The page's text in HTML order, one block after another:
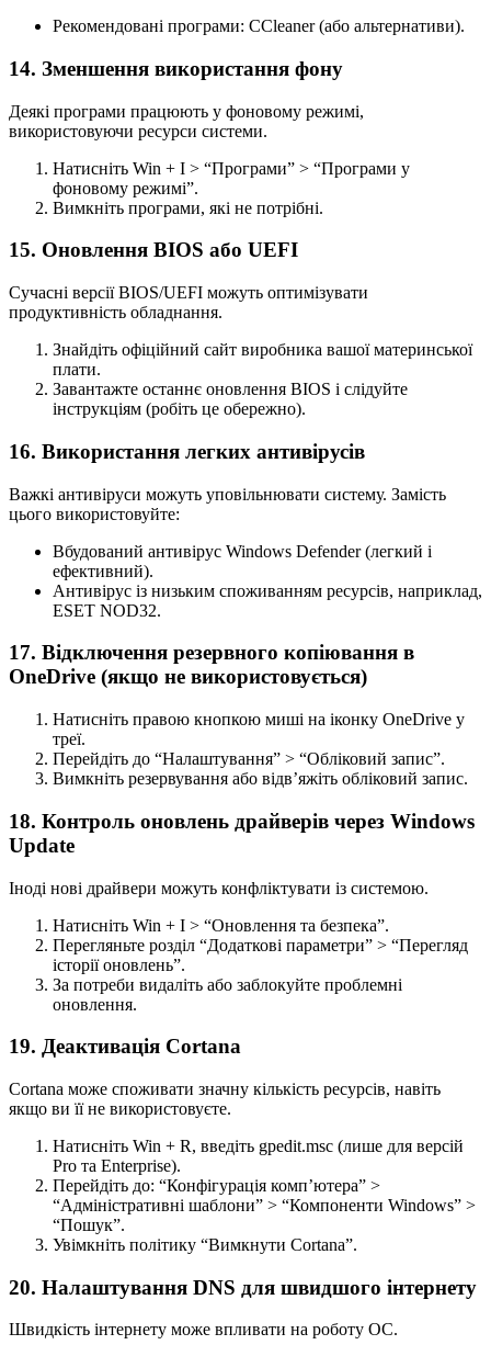
Рекомендовані програми: CCleaner (або альтернативи).
14. Зменшення використання фону
Деякі програми працюють у фоновому режимі,
використовуючи ресурси системи.
Натисніть Win + I > “Програми” > “Програми у
фоновому режимі”.
Вимкніть програми, які не потрібні.
15. Оновлення BIOS або UEFI
Сучасні версії BIOS/UEFI можуть оптимізувати
продуктивність обладнання.
Знайдіть офіційний сайт виробника вашої материнської
плати.
Завантажте останнє оновлення BIOS і слідуйте
інструкціям (робіть це обережно).
16. Використання легких антивірусів
Важкі антивіруси можуть уповільнювати систему. Замість
цього використовуйте:
Вбудований антивірус Windows Defender (легкий і
ефективний).
Антивірус із низьким споживанням ресурсів, наприклад,
ESET NOD32.
17. Відключення резервного копіювання в
OneDrive (якщо не використовується)
Натисніть правою кнопкою миші на іконку OneDrive у
треї.
Перейдіть до “Налаштування” > “Обліковий запис”.
Вимкніть резервування або відв’яжіть обліковий запис.
18. Контроль оновлень драйверів через Windows
Update
Іноді нові драйвери можуть конфліктувати із системою.
Натисніть Win + I > “Оновлення та безпека”.
Перегляньте розділ “Додаткові параметри” > “Перегляд
історії оновлень”.
За потреби видаліть або заблокуйте проблемні
оновлення.
19. Деактивація Cortana
Cortana може споживати значну кількість ресурсів, навіть
якщо ви її не використовуєте.
Натисніть Win + R, введіть gpedit.msc (лише для версій
Pro та Enterprise).
Перейдіть до: “Конфігурація комп’ютера” >
“Адміністративні шаблони” > “Компоненти Windows” >
“Пошук”.
Увімкніть політику “Вимкнути Cortana”.
20. Налаштування DNS для швидшого інтернету
Швидкість інтернету може впливати на роботу ОС.